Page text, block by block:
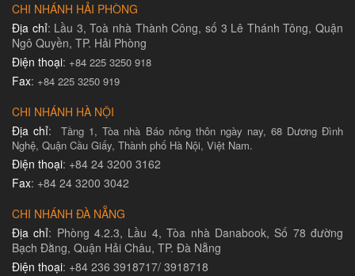
CHI NHÁNH HẢI PHÒNG
Địa chỉ: Lầu 3, Toà nhà Thành Công, số 3 Lê Thánh Tông, Quận
Ngô Quyền, TP. Hải Phòng
Điện thoại: +84 225 3250 918
Fax: +84 225 3250 919
CHI NHÁNH HÀ NỘI
Địa chỉ:
Tầng 1, Tòa nhà Báo nông thôn ngày nay, 68 Dương Đình
Nghệ, Quận Cầu Giấy, Thành phố Hà Nội, Việt Nam.
Điện thoại: +84 24 3200 3162
Fax: +84 24 3200 3042
CHI NHÁNH ĐÀ NẴNG
Địa chỉ: Phòng 4.2.3, Lầu 4, Tòa nhà Danabook, Số 78 đường
Bạch Đằng, Quận Hải Châu, TP. Đà Nẵng
Điện thoại: +84 236 3918717/ 3918718